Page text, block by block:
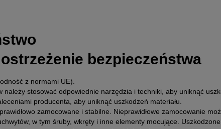
bezpieczeństwa
z normami UE).
należy stosować odpowiednie narzędzia i techniki, aby uniknąć
producenta, aby uniknąć uszkodzeń materiału.
zamocowane i stabilne. Nieprawidłowe zamocowanie
w tym śruby, wkręty i inne elementy mocujące.